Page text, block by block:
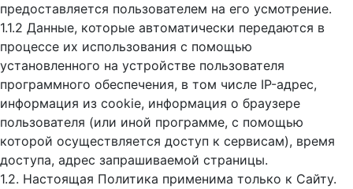
предоставляется пользователем на его усмотрение.
1.1.2 Данные, которые автоматически передаются в
процессе их использования с помощью
установленного на устройстве пользователя
программного обеспечения, в том числе IP-адрес,
информация из cookie, информация о браузере
пользователя (или иной программе, с помощью
которой осуществляется доступ к cервисам), время
доступа, адрес запрашиваемой страницы.
1.2. Настоящая Политика применима только к Сайту.